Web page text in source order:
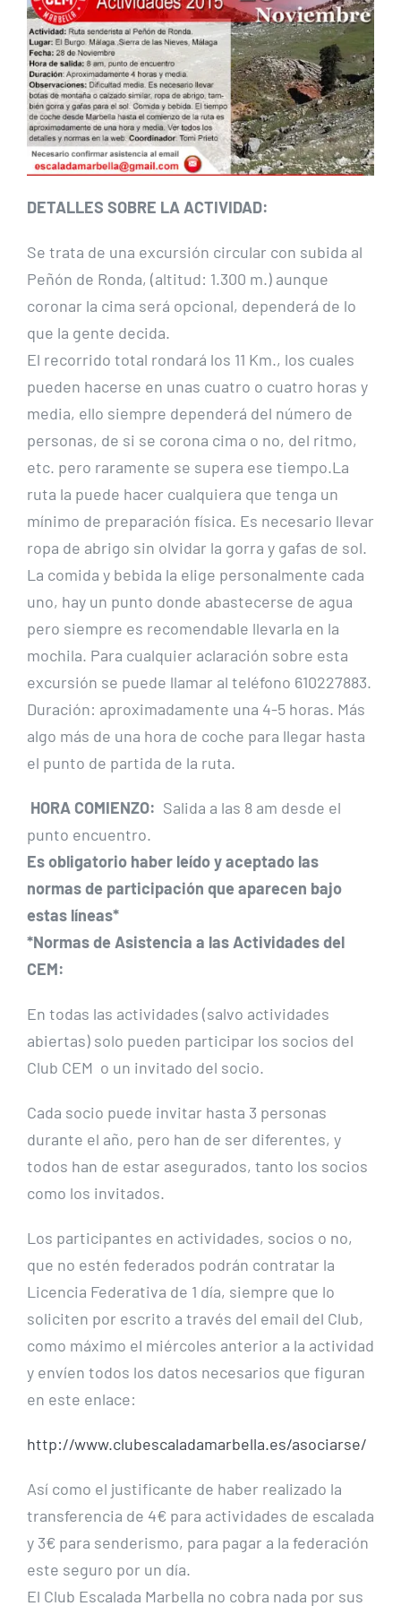
DETALLES SOBRE LA ACTIVIDAD:
Se trata de una excursión circular con subida al
Peñón de Ronda, (altitud: 1.300 m.) aunque
coronar la cima será opcional, dependerá de lo
que la gente decida.
El recorrido total rondará los 11 Km., los cuales
pueden hacerse en unas cuatro o cuatro horas y
media, ello siempre dependerá del número de
personas, de si se corona cima o no, del ritmo,
etc. pero raramente se supera ese tiempo.La
ruta la puede hacer cualquiera que tenga un
mínimo de preparación física. Es necesario llevar
ropa de abrigo sin olvidar la gorra y gafas de sol.
La comida y bebida la elige personalmente cada
uno, hay un punto donde abastecerse de agua
pero siempre es recomendable llevarla en la
mochila. Para cualquier aclaración sobre esta
excursión se puede llamar al teléfono 610227883.
Duración: aproximadamente una 4-5 horas. Más
algo más de una hora de coche para llegar hasta
el punto de partida de la ruta.
HORA COMIENZO: Salida a las 8 am desde el
punto encuentro.
Es obligatorio haber leído y aceptado las
normas de participación que aparecen bajo
estas líneas*
*Normas de Asistencia a las Actividades del
CEM:
En todas las actividades (salvo actividades
abiertas) solo pueden participar los socios del
Club CEM o un invitado del socio.
Cada socio puede invitar hasta 3 personas
durante el año, pero han de ser diferentes, y
todos han de estar asegurados, tanto los socios
como los invitados.
Los participantes en actividades, socios o no,
que no estén federados podrán contratar la
Licencia Federativa de 1 día, siempre que lo
soliciten por escrito a través del email del Club,
como máximo el miércoles anterior a la actividad
y envíen todos los datos necesarios que figuran
en este enlace:
http://www.clubescaladamarbella.es/asociarse/
Así como el justificante de haber realizado la
transferencia de 4€ para actividades de escalada
y 3€ para senderismo, para pagar a la federación
este seguro por un día.
El Club Escalada Marbella no cobra nada por sus